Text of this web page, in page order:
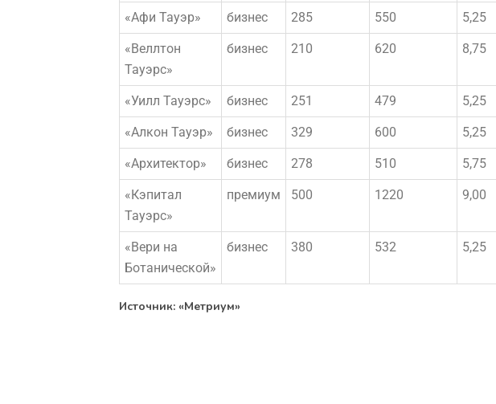
«Афи Тауэр» бизнес 285 550 5,25
«Веллтон
Тауэрс»
бизнес 210 620 8,75
«Уилл Тауэрс» бизнес 251 479 5,25
«Алкон Тауэр» бизнес 329 600 5,25
«Архитектор» бизнес 278 510 5,75
«Кэпитал
Тауэрс»
премиум 500 1220 9,00
«Вери на
Ботанической»
бизнес 380 532 5,25
Источник: «Метриум»